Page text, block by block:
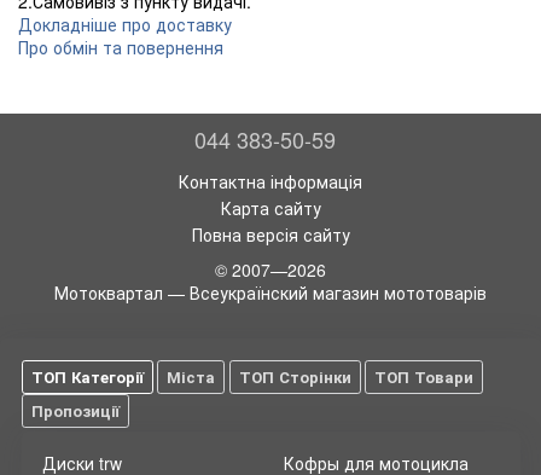
Докладніше про доставку
Про обмін та повернення
044 383-50-59
Контактна інформація
Карта сайту
Повна версія сайту
© 2007—2026
Мотоквартал — Всеукраїнский магазин мототоварів
ТОП Категорії Міста ТОП Сторінки
ТОП Товари
Пропозиції
Диски trw
Кофры для мотоцикла